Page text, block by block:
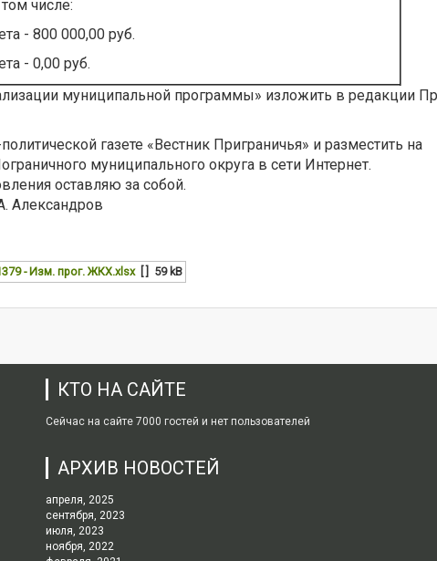
числе:
- 800 000,00 руб.
- 0,00 руб.
муниципальной программы» изложить в редакции
газете «Вестник Приграничья» и разместить на
муниципального округа в сети Интернет.
оставляю за собой.
Александров
- Изм. прог. ЖКХ.xlsx 59 kB
КТО НА САЙТЕ
Сейчас на сайте 7000 гостей и нет пользователей
АРХИВ НОВОСТЕЙ
апреля, 2025
сентября, 2023
июля, 2023
ноября, 2022